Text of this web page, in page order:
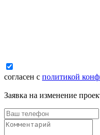
согласен с политикой
Заявка на изменение